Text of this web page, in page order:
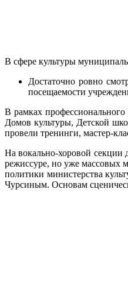
В сфере культуры
Достаточно ровно
посещаемости
В рамках
Домов культуры, Детской
провели тренинги, мастер-
На вокально-хоровой секции
режиссуре, но уже массовых
политики министерства
Чурсиным. Основам